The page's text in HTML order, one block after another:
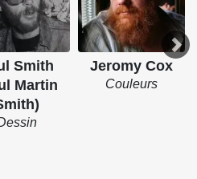
Smith
Martin
Jeromy Cox
Couleurs